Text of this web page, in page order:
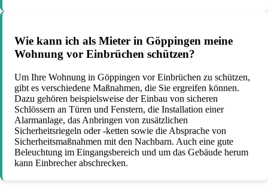
Wie kann ich als Mieter in Göppingen meine
Wohnung vor Einbrüchen schützen?
Um Ihre Wohnung in Göppingen vor Einbrüchen zu schützen,
gibt es verschiedene Maßnahmen, die Sie ergreifen können.
Dazu gehören beispielsweise der Einbau von sicheren
Schlössern an Türen und Fenstern, die Installation einer
Alarmanlage, das Anbringen von zusätzlichen
Sicherheitsriegeln oder -ketten sowie die Absprache von
Sicherheitsmaßnahmen mit den Nachbarn. Auch eine gute
Beleuchtung im Eingangsbereich und um das Gebäude herum
kann Einbrecher abschrecken.